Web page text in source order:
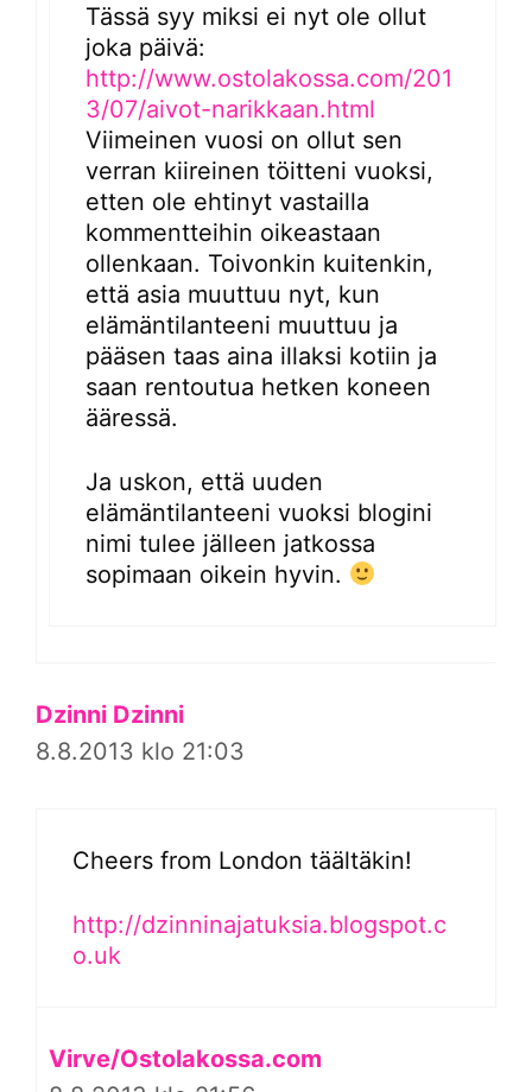
Tässä syy miksi ei nyt ole ollut
joka päivä:
http://www.ostolakossa.com/201
3/07/aivot-narikkaan.html
Viimeinen vuosi on ollut sen
verran kiireinen töitteni vuoksi,
etten ole ehtinyt vastailla
kommentteihin oikeastaan
ollenkaan. Toivonkin kuitenkin,
että asia muuttuu nyt, kun
elämäntilanteeni muuttuu ja
pääsen taas aina illaksi kotiin ja
saan rentoutua hetken koneen
ääressä.
Ja uskon, että uuden
elämäntilanteeni vuoksi blogini
nimi tulee jälleen jatkossa
sopimaan oikein hyvin.
Dzinni Dzinni
8.8.2013 klo 21:03
Cheers from London täältäkin!
http://dzinninajatuksia.blogspot.c
o.uk
Virve/Ostolakossa.com